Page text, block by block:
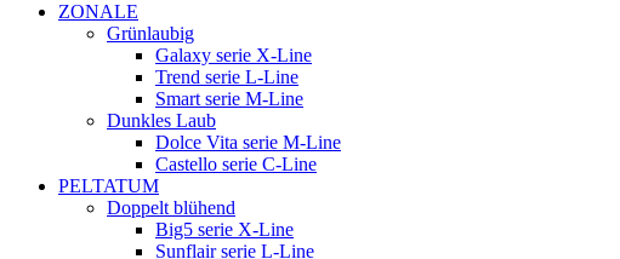
ZONALE
Grünlaubig
Galaxy serie X-Line
Trend serie L-Line
Smart serie M-Line
Dunkles Laub
Dolce Vita serie M-Line
Castello serie C-Line
PELTATUM
Doppelt blühend
Big5 serie X-Line
Sunflair serie L-Line